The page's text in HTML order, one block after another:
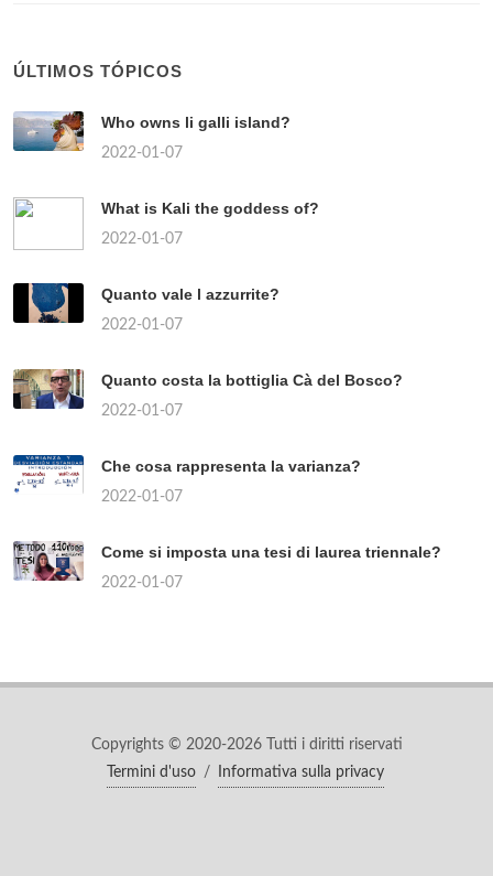
ÚLTIMOS TÓPICOS
Who owns li galli island?
2022-01-07
What is Kali the goddess of?
2022-01-07
Quanto vale l azzurrite?
2022-01-07
Quanto costa la bottiglia Cà del Bosco?
2022-01-07
Che cosa rappresenta la varianza?
2022-01-07
Come si imposta una tesi di laurea triennale?
2022-01-07
Copyrights © 2020-2026 Tutti i diritti riservati
Termini d'uso
/ Informativa sulla privacy